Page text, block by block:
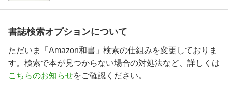
書誌検索オプションについて
ただいま「Amazon和書」検索の仕組みを変更しておりま
す。検索で本が見つからない場合の対処法など、詳しくは
こちらのお知らせをご確認ください。